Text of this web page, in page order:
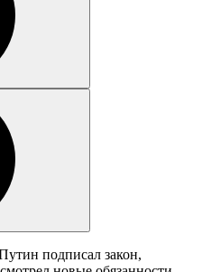
подписал закон,